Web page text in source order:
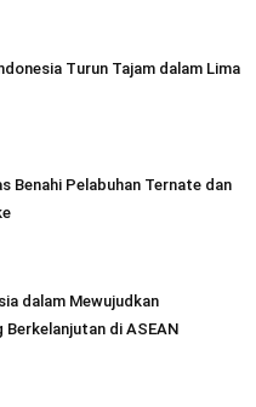
Turun Tajam dalam Lima
Benahi Pelabuhan Ternate dan
dalam Mewujudkan
di ASEAN